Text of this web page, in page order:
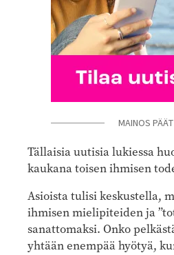
MAINOS
Tällaisia uutisia lukiessa
kaukana toisen ihmisen
Asioista tulisi keskustella,
ihmisen mielipiteiden ja
sanattomaksi. Onko
yhtään enempää hyötyä,